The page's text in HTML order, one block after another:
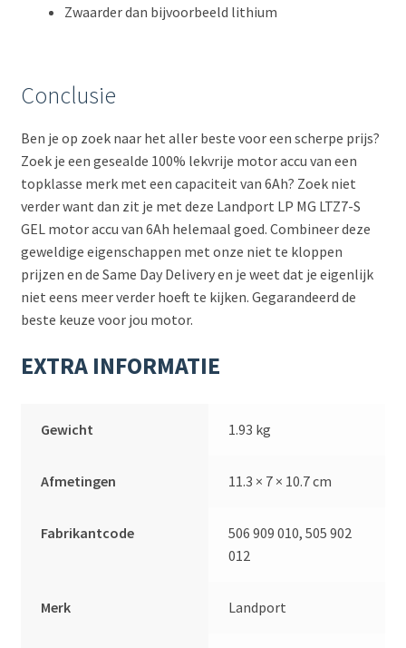
Zwaarder dan bijvoorbeeld lithium
Conclusie
Ben je op zoek naar het aller beste voor een scherpe prijs?
Zoek je een gesealde 100% lekvrije motor accu van een
topklasse merk met een capaciteit van 6Ah? Zoek niet
verder want dan zit je met deze Landport LP MG LTZ7-S
GEL motor accu van 6Ah helemaal goed. Combineer deze
geweldige eigenschappen met onze niet te kloppen
prijzen en de Same Day Delivery en je weet dat je eigenlijk
niet eens meer verder hoeft te kijken. Gegarandeerd de
beste keuze voor jou motor.
EXTRA INFORMATIE
Gewicht 1.93 kg
Afmetingen 11.3 × 7 × 10.7 cm
Fabrikantcode
506 909 010, 505 902
012
Merk Landport